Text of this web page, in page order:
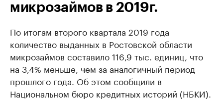
микрозаймов в 2019г.
По итогам второго квартала 2019 года
количество выданных в Ростовской области
микрозаймов составило 116,9 тыс. единиц, что
на 3,4% меньше, чем за аналогичный период
прошлого года. Об этом сообщили в
Национальном бюро кредитных историй (НБКИ).